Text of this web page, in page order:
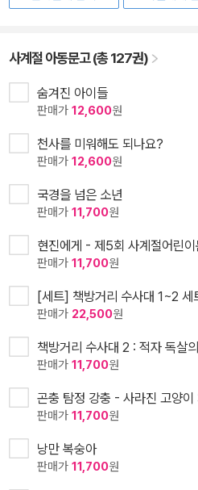
사계절 아동문고 (총 127권)
숨겨진 아이들
판매가 12,600원
천사를 미워해도 되나요?
판매가 12,600원
국경을 넘은 소년
판매가 11,700원
현진에게 - 제5회 사계절어린
판매가 11,700원
[세트] 책방거리 수사대 1~2 세
판매가 22,500원
책방거리 수사대 2 : 적자 독살
판매가 11,700원
곤충 탐정 강충 - 사라진 고양이
판매가 11,700원
낭만 복숭아
판매가 11,700원